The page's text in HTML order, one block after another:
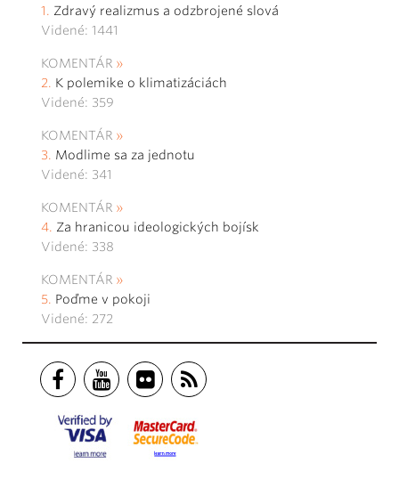
Zdravý realizmus a odzbrojené slová
Videné: 1441
KOMENTÁR
K polemike o klimatizáciách
Videné: 359
KOMENTÁR
Modlime sa za jednotu
Videné: 341
KOMENTÁR
Za hranicou ideologických bojísk
Videné: 338
KOMENTÁR
Poďme v pokoji
Videné: 272